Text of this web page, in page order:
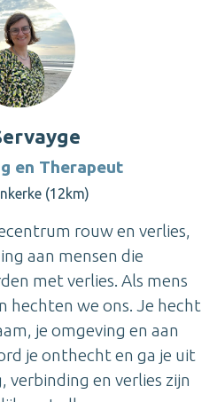
en Therapeut
(12km)
rouw en verlies,
aan mensen die
met verlies. Als mens
hechten we ons. Je hecht
je omgeving en aan
je onthecht en ga je uit
verbinding en verlies zijn